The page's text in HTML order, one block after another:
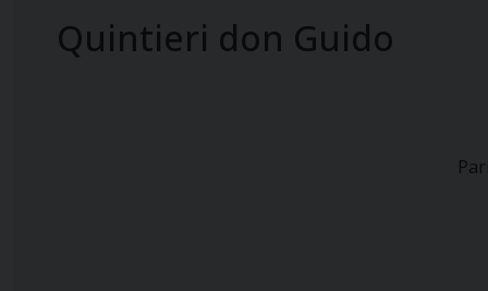
Quintieri don Guido